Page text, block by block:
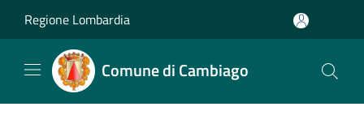
Regione Lombardia
Comune di Cambiago